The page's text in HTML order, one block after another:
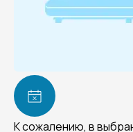
К сожалению, в